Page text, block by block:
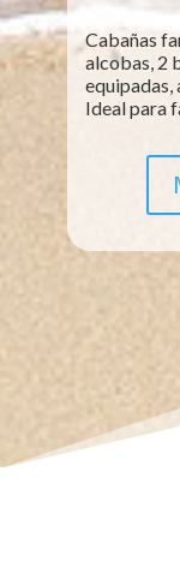
Cabañas
alcobas, 2
equipadas,
Ideal para